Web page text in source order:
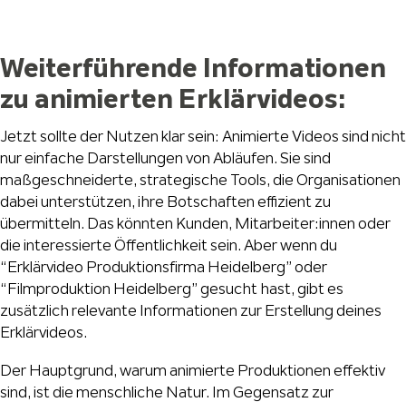
Weiterführende Informationen
zu animierten Erklärvideos:
Jetzt sollte der Nutzen klar sein: Animierte Videos sind nicht
nur einfache Darstellungen von Abläufen. Sie sind
maßgeschneiderte, strategische Tools, die Organisationen
dabei unterstützen, ihre Botschaften effizient zu
übermitteln. Das könnten Kunden, Mitarbeiter:innen oder
die interessierte Öffentlichkeit sein. Aber wenn du
“Erklärvideo Produktionsfirma Heidelberg” oder
“Filmproduktion Heidelberg” gesucht hast, gibt es
zusätzlich relevante Informationen zur Erstellung deines
Erklärvideos.
Der Hauptgrund, warum animierte Produktionen effektiv
sind, ist die menschliche Natur. Im Gegensatz zur